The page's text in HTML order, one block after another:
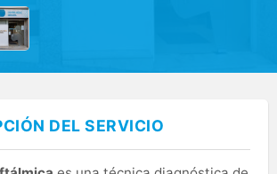
DEL SERVICIO